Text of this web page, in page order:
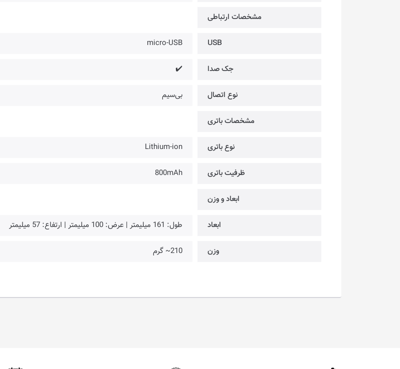
مشخصات ارتباطی
USB
micro-USB
جک صدا ✔️
نوع اتصال بی‌سیم
مشخصات باتری
نوع باتری Lithium-ion
ظرفیت باتری 800mAh
ابعاد و وزن
ابعاد طول: 161 میلیمتر | عرض: 100 میلیمتر | ارتفاع: 57 میلیمتر
وزن 210~ گرم